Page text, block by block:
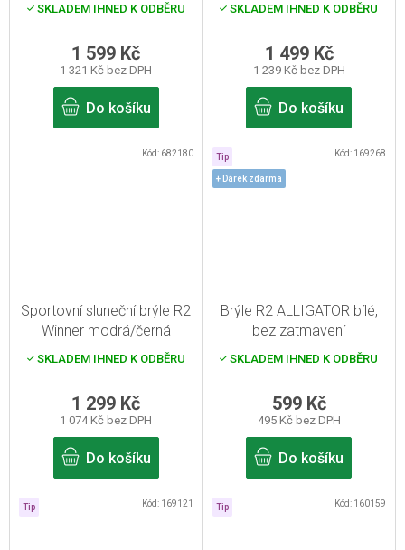
SKLADEM IHNED K ODBĚRU
1 321 Kč bez DPH
1 599 Kč
Do košíku
SKLADEM IHNED K ODBĚRU
1 239 Kč bez DPH
1 499 Kč
Do košíku
Sportovní sluneční brýle R2
Winner modrá/černá
SKLADEM IHNED K ODBĚRU
1 074 Kč bez DPH
1 299 Kč
Do košíku
Kód: 682180 Tip
+ Dárek zdarma
Brýle R2 ALLIGATOR bílé,
bez zatmavení
SKLADEM IHNED K ODBĚRU
495 Kč bez DPH
599 Kč
Do košíku
Kód: 169268
Tip Kód: 169121 Tip Kód: 160159